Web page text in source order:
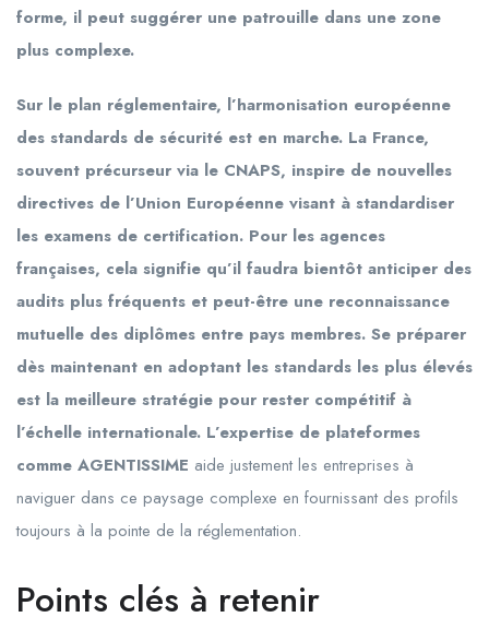
forme, il peut suggérer une patrouille dans une zone
plus complexe.
Sur le plan réglementaire, l’harmonisation européenne
des standards de sécurité est en marche. La France,
souvent précurseur via le CNAPS, inspire de nouvelles
directives de l’Union Européenne visant à standardiser
les examens de certification. Pour les agences
françaises, cela signifie qu’il faudra bientôt anticiper des
audits plus fréquents et peut-être une reconnaissance
mutuelle des diplômes entre pays membres. Se préparer
dès maintenant en adoptant les standards les plus élevés
est la meilleure stratégie pour rester compétitif à
l’échelle internationale. L’expertise de plateformes
comme AGENTISSIME aide justement les entreprises à
naviguer dans ce paysage complexe en fournissant des profils
toujours à la pointe de la réglementation.
Points clés à retenir